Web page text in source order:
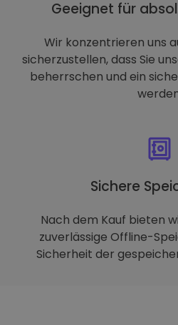
Geeignet für
Wir konzentrieren uns
sicherzustellen, dass Sie
beherrschen und ein
Sichere
Nach dem Kauf bieten
zuverlässige Offline-
Sicherheit der